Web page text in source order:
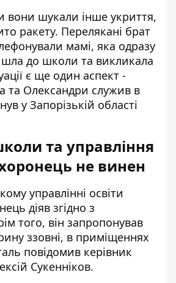
вони шукали інше укриття,
ракету. Перелякані брат
мамі, яка одразу
до школи та викликала
є ще один аспект -
та Олександри служив в
у Запорізькій області
та управління
не винен
управлінні освіти
діяв згідно з
того, він запропонував
ззовні, в приміщеннях
повідомив керівник
Сукенніков.